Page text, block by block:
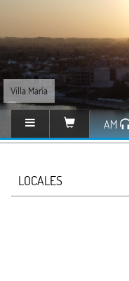
Villa María
AM
LOCALES